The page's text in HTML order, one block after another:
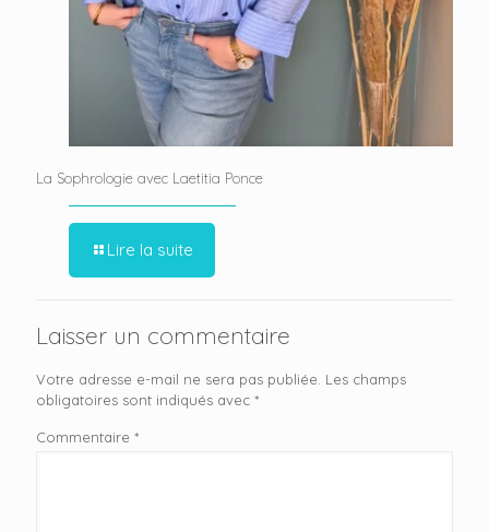
La Sophrologie avec Laetitia Ponce
Lire la suite
Laisser un commentaire
Votre adresse e-mail ne sera pas publiée. Les champs
obligatoires sont indiqués avec *
Commentaire *